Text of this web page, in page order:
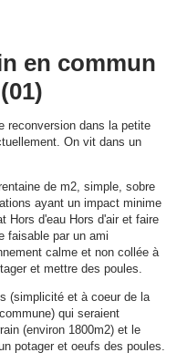
en commun
reconversion dans la petite
On vit dans un
de m2, simple, sobre
ayant un impact minime
Hors d'eau Hors d'air et faire
faisable par un ami
calme et non collée à
et mettre des poules.
(simplicité et à coeur de la
qui seraient
(environ 1800m2) et le
potager et oeufs des poules.